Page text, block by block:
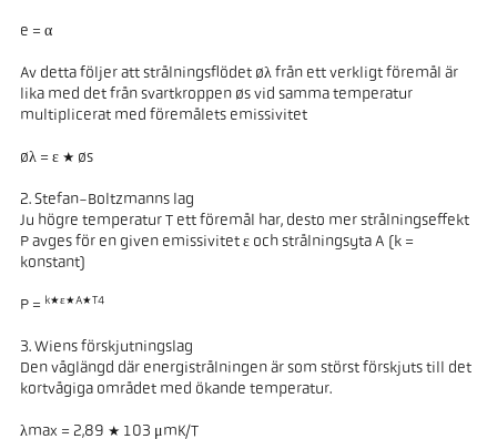
e = α
Av detta följer att strålningsflödet øλ från ett verkligt föremål är
lika med det från svartkroppen øs vid samma temperatur
multiplicerat med föremålets emissivitet
øλ = ε * øs
2. Stefan-Boltzmanns lag
Ju högre temperatur T ett föremål har, desto mer strålningseffekt
P avges för en given emissivitet ε och strålningsyta A (k =
konstant)
P = k*ε*A*T4
3. Wiens förskjutningslag
Den våglängd där energistrålningen är som störst förskjuts till det
kortvågiga området med ökande temperatur.
λmax = 2,89 * 103 μmK/T